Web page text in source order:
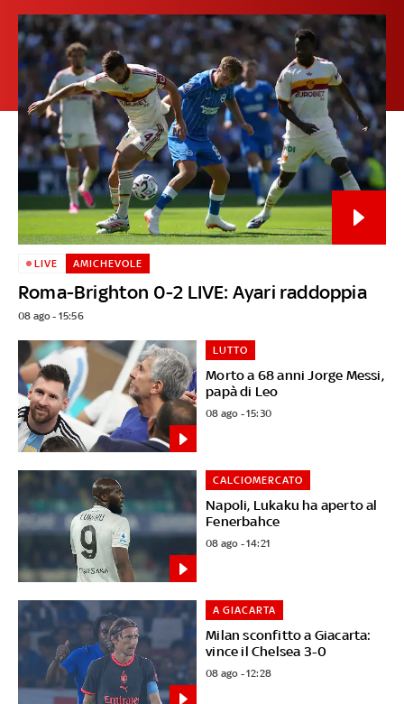
Roma-Brighton 0-2 LIVE: Ayari raddoppia
LIVE AMICHEVOLE
08 ago - 15:56
Morto a 68 anni Jorge Messi,
papà di Leo
LUTTO
08 ago - 15:30
Napoli, Lukaku ha aperto al
Fenerbahce
CALCIOMERCATO
08 ago - 14:21
Milan sconfitto a Giacarta:
vince il Chelsea 3-0
A GIACARTA
08 ago - 12:28